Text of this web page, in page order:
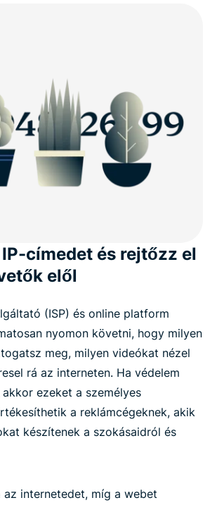
címedet és rejtőzz el
elől
(ISP) és online platform
nyomon követni, hogy milyen
meg, milyen videókat nézel
rá az interneten. Ha védelem
ezeket a személyes
a reklámcégeknek, akik
készítenek a szokásaidról és
internetedet, míg a webet